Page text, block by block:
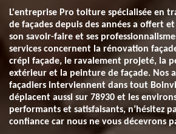
L'entreprise Pro toiture spécialisée en
de façades depuis des années a offert
son savoir-faire et ses
services concernent la rénovation
crépi façade, le ravalement projeté, la
extérieur et la peinture de façade. Nos
façadiers interviennent dans tout
déplacent aussi sur 78930 et les
performants et satisfaisants, n’hésitez
confiance car nous ne vous décevrons